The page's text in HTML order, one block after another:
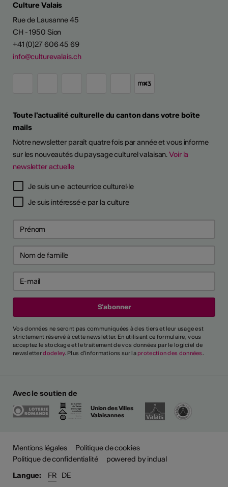
Culture Valais
Rue de Lausanne 45
CH - 1950 Sion
+41 (0)27 606 45 69
info@culturevalais.ch
Toute l'actualité culturelle du canton dans votre boîte
mails
Notre newsletter paraît quatre fois par année et vous informe
sur les nouveautés du paysage culturel valaisan.Voir la
newsletter actuelle
Je suis un·e acteur·rice culturel·le
Je suis intéressé·e par la culture
Vos données ne seront pas communiquées à des tiers et leur usage est
strictement réservé à cette newsletter. En utilisant ce formulaire, vous
acceptez le stockage et le traitement de vos données par le logiciel de
newsletterdodeley. Plus d'informations sur la protection des données.
Avec le soutien de
Union des Villes
Valaisannes
Mentions légales
Politique de cookies
Politique de confidentialité
powered by indual
Langue:
FR DE